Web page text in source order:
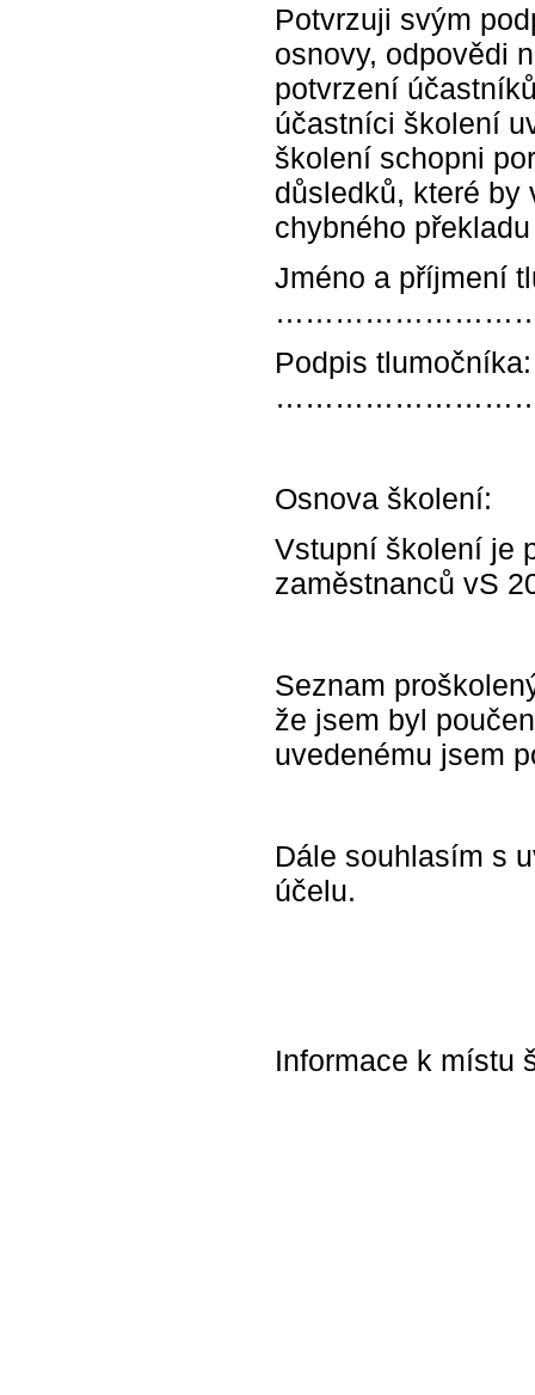
Potvrzuji svým
osnovy, odpovědi
potvrzení
účastníci školení
školení schopni
důsledků, které by
chybného
Jméno a příjmení
Podpis tlumočníka:
Osnova školení:
Vstupní školení je
zaměstnanců vS
Seznam
že jsem byl
uvedenému jsem
Dále souhlasím s
účelu.
Informace k místu